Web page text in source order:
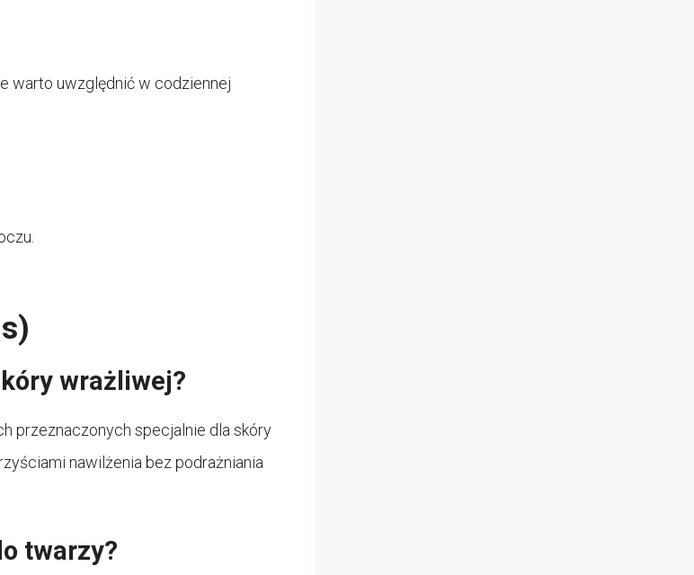
warto uwzględnić w codziennej
wrażliwej?
przeznaczonych specjalnie dla skóry
nawilżenia bez podrażniania
twarzy?